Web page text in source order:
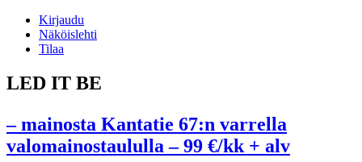
Kirjaudu
Näköislehti
Tilaa
LED IT BE
– mainosta Kantatie 67:n varrella
valomainostaululla – 99 €/kk + alv